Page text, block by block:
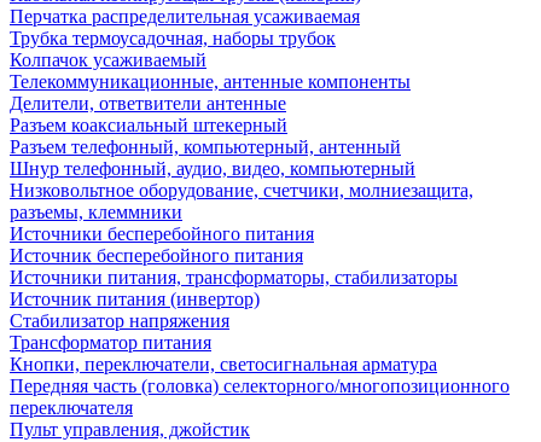
Перчатка распределительная усаживаемая
Трубка термоусадочная, наборы трубок
Колпачок усаживаемый
Телекоммуникационные, антенные компоненты
Делители, ответвители антенные
Разъем коаксиальный штекерный
Разъем телефонный, компьютерный, антенный
Шнур телефонный, аудио, видео, компьютерный
Низковольтное оборудование, счетчики, молниезащита,
разъемы, клеммники
Источники бесперебойного питания
Источник бесперебойного питания
Источники питания, трансформаторы, стабилизаторы
Источник питания (инвертор)
Стабилизатор напряжения
Трансформатор питания
Кнопки, переключатели, светосигнальная арматура
Передняя часть (головка) селекторного/многопозиционного
переключателя
Пульт управления, джойстик